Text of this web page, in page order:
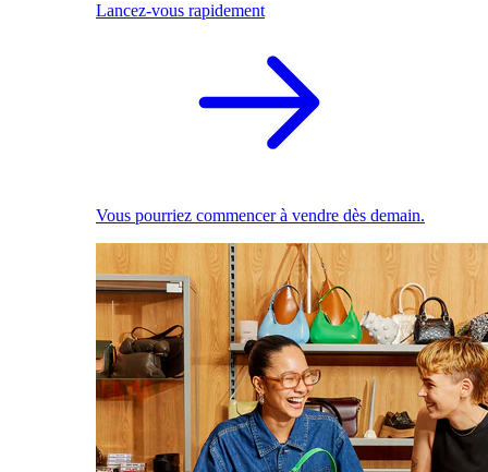
Lancez-vous rapidement
Vous pourriez commencer à vendre dès demain.